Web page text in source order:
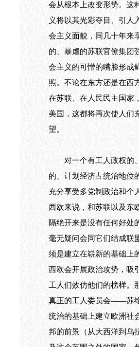
会从根本上改变形势。这
义将以其光彩夺目、引人
会主义面貌，同几十年来
的、暴虐的苏联官僚集团
会主义的可憎的嘴脸形成
照。不论在东方还是在西
在苏联、在人民民主国家
美国，这都将再次使人们
望。
对一个有工人政权的
的、计划经济占统治地位
充分享受多党制政治和个
西欧来说，和苏联以及东
隔绝开来是没有任何好处
毫无疑问会同它们结成联
须是建立在崭新的基础上
西欧会开展政治攻势，吸
工人们效仿他们的榜样。
真正的工人委员会——
统治的基础上建立欧洲社
邦的前景（从大西洋到乌